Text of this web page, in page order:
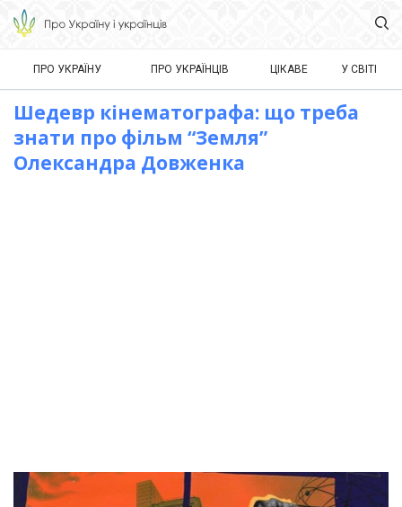
ПРО УКРАЇНУ ПРО УКРАЇНЦІВ ЦІКАВЕ У СВІТІ
Шедевр кінематографа: що треба
знати про фільм “Земля”
Олександра Довженка